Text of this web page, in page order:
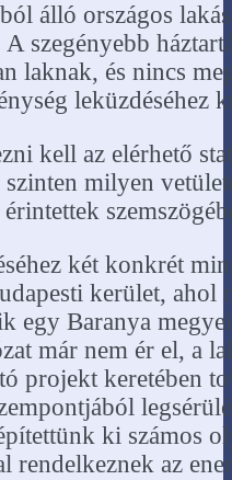
álló országos
szegényebb
laknak, és nincs
leküzdéséhez
kell az elérhető
milyen
két konkrét
kerület,
egy Baranya
már nem ér el, a
projekt keretében
ki számos
rendelkeznek az